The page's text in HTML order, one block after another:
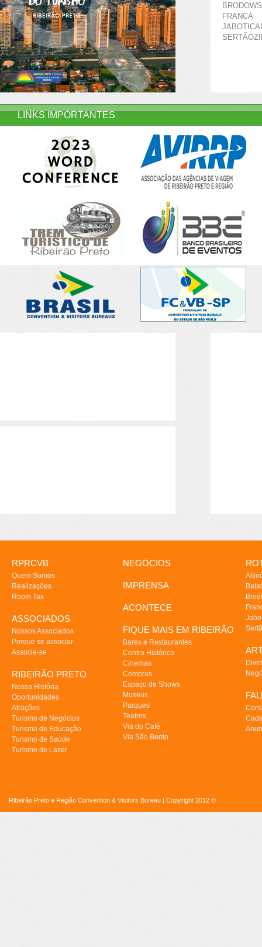
FRANCA
LINKS IMPORTANTES
RPRCVB
Quem Somos
Realizações
Room Tax
ASSOCIADOS
Nossos Associados
Porque se associar
Associe-se
RIBEIRÃO PRETO
Nossa História
Oportunidades
Atrações
Turismo de Negócios
Turismo de Educação
Turismo de Saúde
Turismo de Lazer
NEGÓCIOS
IMPRENSA
ACONTECE
FIQUE MAIS EM RIBEIRÃO
Bares e Restaurantes
Centro Histórico
Cinemas
Compras
Espaço de Shows
Museus
Parques
Teatros
Via do Café
Via São Bento
Ribeirão Preto e Região Convention & Visitors Bureau | Copyright 2012 ©